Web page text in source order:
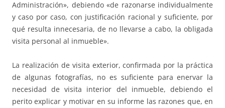
Administración», debiendo «de razonarse individualmente
y caso por caso, con justificación racional y suficiente, por
qué resulta innecesaria, de no llevarse a cabo, la obligada
visita personal al inmueble».
La realización de visita exterior, confirmada por la práctica
de algunas fotografías, no es suficiente para enervar la
necesidad de visita interior del inmueble, debiendo el
perito explicar y motivar en su informe las razones que, en